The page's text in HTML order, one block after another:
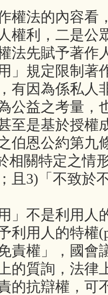
權法的內容看
權利，二是公
法先賦予著作
」規定限制
有因為係私人
公益之考量，
至是基於授權
伯恩公約第九
相關特定之情
且3)「不致於
」不是利用
利用人的特權
責權」，國會
的質詢，法律
的抗辯權，可